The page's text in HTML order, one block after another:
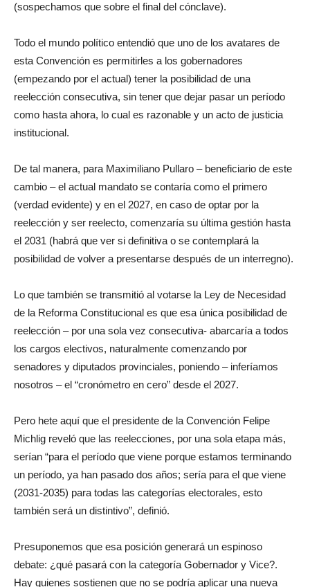
(sospechamos que sobre el final del cónclave).
Todo el mundo político entendió que uno de los avatares de
esta Convención es permitirles a los gobernadores
(empezando por el actual) tener la posibilidad de una
reelección consecutiva, sin tener que dejar pasar un período
como hasta ahora, lo cual es razonable y un acto de justicia
institucional.
De tal manera, para Maximiliano Pullaro – beneficiario de este
cambio – el actual mandato se contaría como el primero
(verdad evidente) y en el 2027, en caso de optar por la
reelección y ser reelecto, comenzaría su última gestión hasta
el 2031 (habrá que ver si definitiva o se contemplará la
posibilidad de volver a presentarse después de un interregno).
Lo que también se transmitió al votarse la Ley de Necesidad
de la Reforma Constitucional es que esa única posibilidad de
reelección – por una sola vez consecutiva- abarcaría a todos
los cargos electivos, naturalmente comenzando por
senadores y diputados provinciales, poniendo – inferíamos
nosotros – el “cronómetro en cero” desde el 2027.
Pero hete aquí que el presidente de la Convención Felipe
Michlig reveló que las reelecciones, por una sola etapa más,
serían “para el período que viene porque estamos terminando
un período, ya han pasado dos años; sería para el que viene
(2031-2035) para todas las categorías electorales, esto
también será un distintivo”, definió.
Presuponemos que esa posición generará un espinoso
debate: ¿qué pasará con la categoría Gobernador y Vice?.
Hay quienes sostienen que no se podría aplicar una nueva